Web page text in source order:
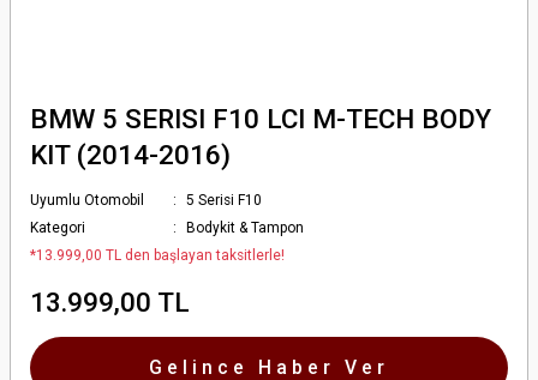
BMW 5 SERISI F10 LCI M-TECH BODY
KIT (2014-2016)
Uyumlu Otomobil
5 Serisi F10
Kategori
Bodykit & Tampon
*13.999,00 TL den başlayan taksitlerle!
13.999,00 TL
Gelince Haber Ver